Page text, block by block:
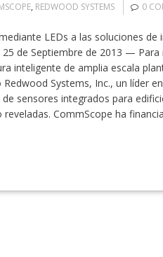
, REDWOOD SYSTEMS 0
LEDs a las soluciones de
25 de Septiembre de 2013 —
inteligente de amplia escala
Systems, Inc., un líder
sensores integrados para
CommScope ha